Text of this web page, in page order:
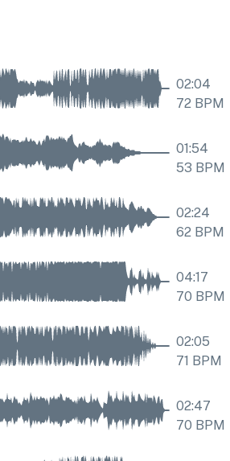
02:04
72BPM
01:54
53 BPM
02:24
62BPM
04:17
70 BPM
02:05
71 BPM
02:47
70 BPM